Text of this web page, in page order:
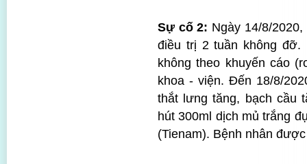
Sự cố 2: Ngày 14/8/
điều trị 2 tuần không đỡ.
không theo khuyến cáo
khoa - viện. Đến 18/8/
thắt lưng tăng, bạch cầu
hút 300ml dịch mủ trắng
(Tienam). Bệnh nhân